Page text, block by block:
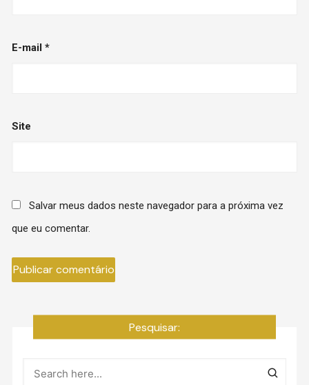
E-mail*
Site
Salvar meus dados neste navegador para a próxima vez
que eu comentar.
Pesquisar: